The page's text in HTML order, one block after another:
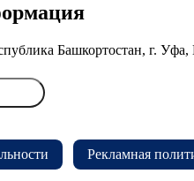
Башкортостан, г.
Рекламная